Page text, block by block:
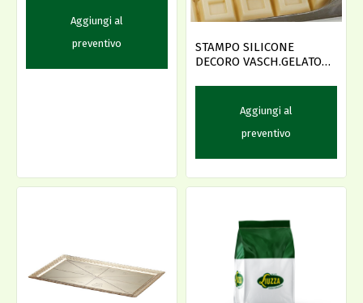
Aggiungi al
preventivo
STAMPO SILICONE
DECORO VASCH.GELATO
Aggiungi al
preventivo